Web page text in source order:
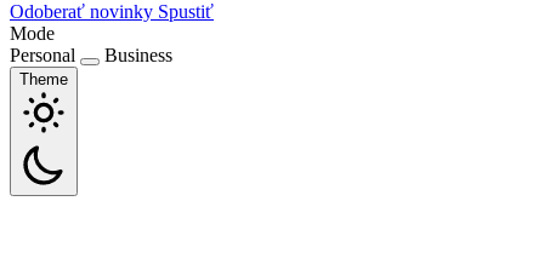
Odoberať novinky Spustiť
Mode
Personal
Business
Theme